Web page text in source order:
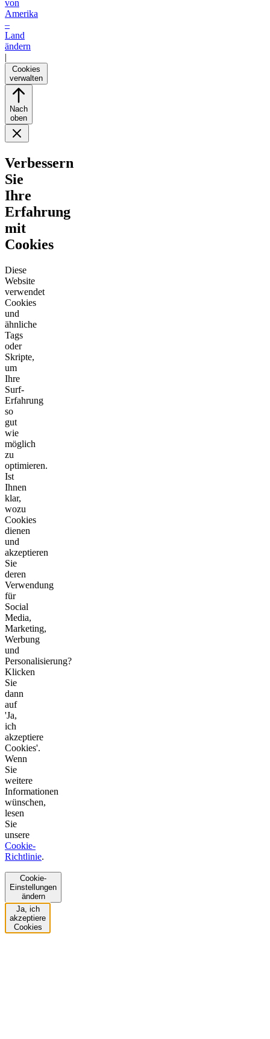
von
Amerika
–
Land
ändern
|
Cookies
verwalten
Nach
oben
Verbessern
Sie
Ihre
Erfahrung
mit
Cookies
Diese
Website
verwendet
Cookies
und
ähnliche
Tags
oder
Skripte,
um
Ihre
Surf-
Erfahrung
so
gut
wie
möglich
zu
optimieren.
Ist
Ihnen
klar,
wozu
Cookies
dienen
und
akzeptieren
Sie
deren
Verwendung
für
Social
Media,
Marketing,
Werbung
und
Personalisierung?
Klicken
Sie
dann
auf
'Ja,
ich
akzeptiere
Cookies'.
Wenn
Sie
weitere
Informationen
wünschen,
lesen
Sie
unsere
Cookie-
Richtlinie.
Cookie-
Einstellungen
ändern
Ja, ich
akzeptiere
Cookies